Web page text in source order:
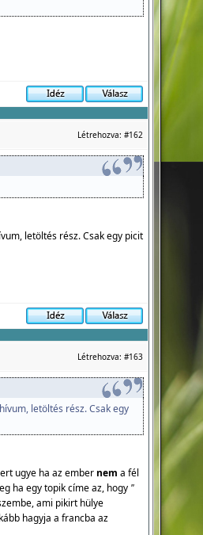
Létrehozva: #162
letöltés rész. Csak egy picit
Létrehozva: #163
letöltés rész. Csak egy
ugye ha az embernem a fél
ha egy topik címe az, hogy "
ami pikirt hülye
hagyja a francba az